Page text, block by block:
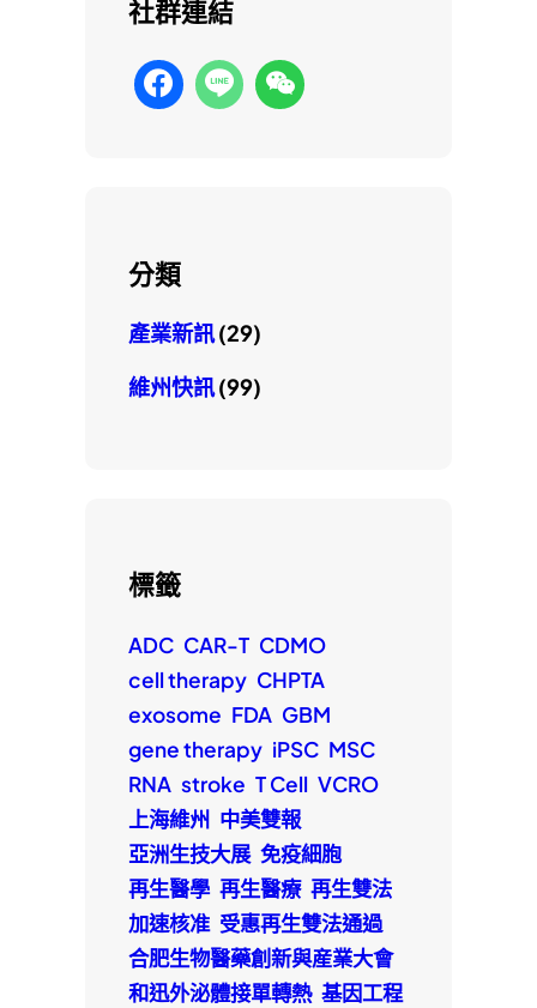
社群連結
分類
產業新訊(29)
維州快訊(99)
標籤
ADC CAR-T CDMO
cell therapy CHPTA
exosome FDA GBM
gene therapy iPSC MSC
RNA stroke T Cell VCRO
上海維州 中美雙報
亞洲生技大展 免疫細胞
再生醫學 再生醫療 再生雙法
加速核准 受惠再生雙法通過
合肥生物醫藥創新與産業大會
和迅外泌體接單轉熱 基因工程